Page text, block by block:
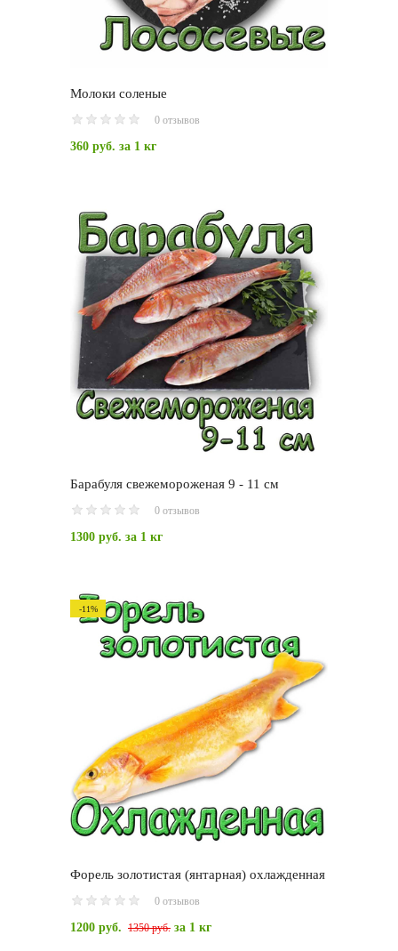
Молоки соленые
0 отзывов
360 руб. за 1 кг
Барабуля свежемороженая 9 - 11 см
0 отзывов
1300 руб. за 1 кг
-11%
Форель золотистая (янтарная) охлажденная
0 отзывов
1200 руб. 1350 руб. за 1 кг